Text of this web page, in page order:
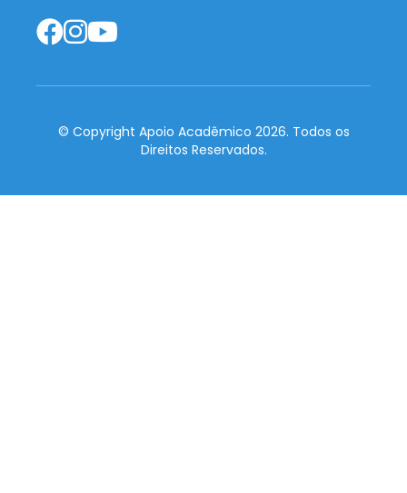
© Copyright Apoio Acadêmico 2026. Todos os
Direitos Reservados.